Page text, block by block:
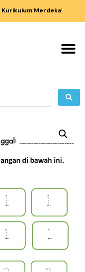
Kurikulum Merdeka!